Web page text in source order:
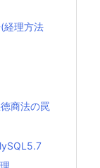
経理方法
商法の罠